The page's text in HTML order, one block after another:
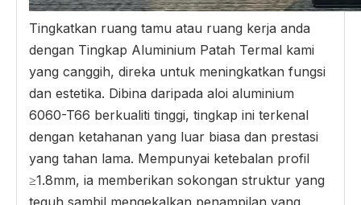
Tingkatkan ruang tamu atau ruang kerja anda
dengan Tingkap Aluminium Patah Termal kami
yang canggih, direka untuk meningkatkan fungsi
dan estetika. Dibina daripada aloi aluminium
6060-T66 berkualiti tinggi, tingkap ini terkenal
dengan ketahanan yang luar biasa dan prestasi
yang tahan lama. Mempunyai ketebalan profil
≥1.8mm, ia memberikan sokongan struktur yang
teguh sambil mengekalkan penampilan yang